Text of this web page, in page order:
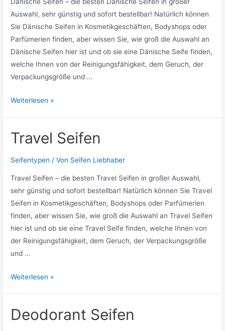
Dänische Seifen – die besten Dänische Seifen in großer
Auswahl, sehr günstig und sofort bestellbar! Natürlich können
Sie Dänische Seifen in Kosmetikgeschäften, Bodyshops oder
Parfümerien finden, aber wissen Sie, wie groß die Auswahl an
Dänische Seifen hier ist und ob sie eine Dänische Seife finden,
welche Ihnen von der Reinigungsfähigkeit, dem Geruch, der
Verpackungsgröße und …
Dänische
Weiterlesen »
Travel Seifen
Seifentypen / Von Seifen Liebhaber
Travel Seifen – die besten Travel Seifen in großer Auswahl,
sehr günstig und sofort bestellbar! Natürlich können Sie Travel
Seifen in Kosmetikgeschäften, Bodyshops oder Parfümerien
finden, aber wissen Sie, wie groß die Auswahl an Travel Seifen
hier ist und ob sie eine Travel Seife finden, welche Ihnen von
der Reinigungsfähigkeit, dem Geruch, der Verpackungsgröße
und …
Travel
Weiterlesen »
Deodorant Seifen